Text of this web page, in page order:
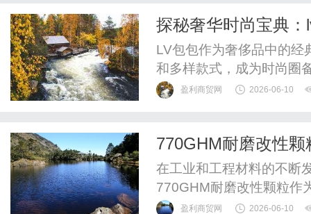
探秘奢华时尚宝典
LV包包作为奢侈品中的经
和多样款式，成为时尚圈
盈利商贸网 2026-06-10
770GHM耐磨改性
在工业和工程材料的不断
770GHM耐磨改性颗粒作
和独特的改性特性，逐渐
盈利商贸网 2026-06-10